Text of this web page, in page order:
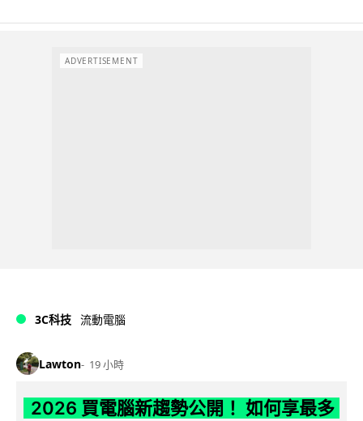
ADVERTISEMENT
3C科技 流動電腦
Lawton 19 小時
2026 買電腦新趨勢公開！ 如何享最多